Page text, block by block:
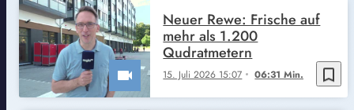
bookmark_border
15. Juli 2026 15:07 06:31 Min.
Neuer Rewe: Frische auf
mehr als 1.200
Qudratmetern